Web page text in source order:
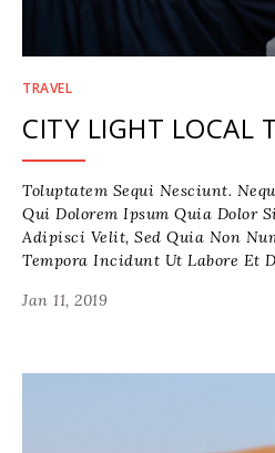
TRAVEL
CITY LIGHT LOCAL
Toluptatem Sequi Nesciunt.
Qui Dolorem Ipsum Quia Dolor
Adipisci Velit, Sed Quia Non
Tempora Incidunt Ut Labore Et
Jan 11, 2019